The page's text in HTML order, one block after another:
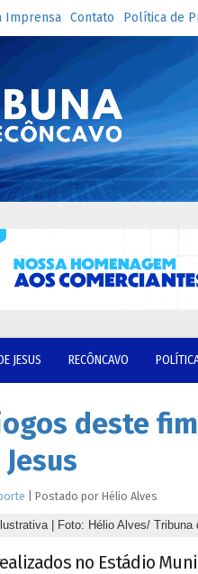
Imprensa Contato Política de
JESUS RECÔNCAVO
deste
Postado por Hélio Alves
| Foto: Hélio Alves/ Tribuna
no Estádio